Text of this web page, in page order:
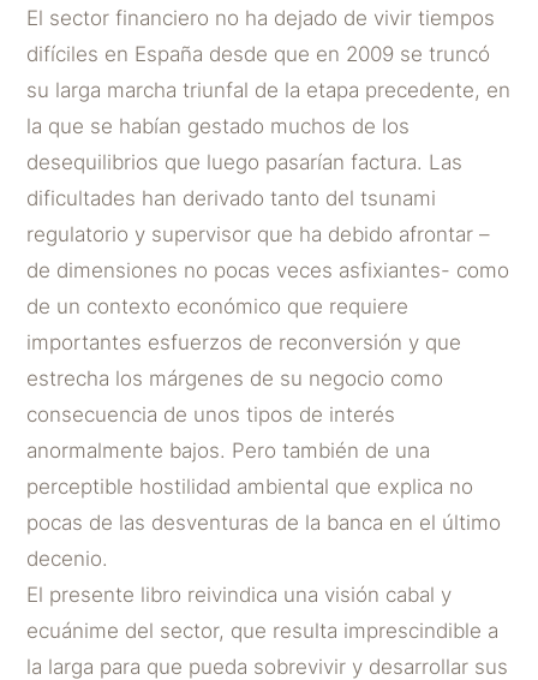
El sector financiero no ha dejado de vivir tiempos
difíciles en España desde que en 2009 se truncó
su larga marcha triunfal de la etapa precedente, en
la que se habían gestado muchos de los
desequilibrios que luego pasarían factura. Las
dificultades han derivado tanto del tsunami
regulatorio y supervisor que ha debido afrontar –
de dimensiones no pocas veces asfixiantes- como
de un contexto económico que requiere
importantes esfuerzos de reconversión y que
estrecha los márgenes de su negocio como
consecuencia de unos tipos de interés
anormalmente bajos. Pero también de una
perceptible hostilidad ambiental que explica no
pocas de las desventuras de la banca en el último
decenio.
El presente libro reivindica una visión cabal y
ecuánime del sector, que resulta imprescindible a
la larga para que pueda sobrevivir y desarrollar sus